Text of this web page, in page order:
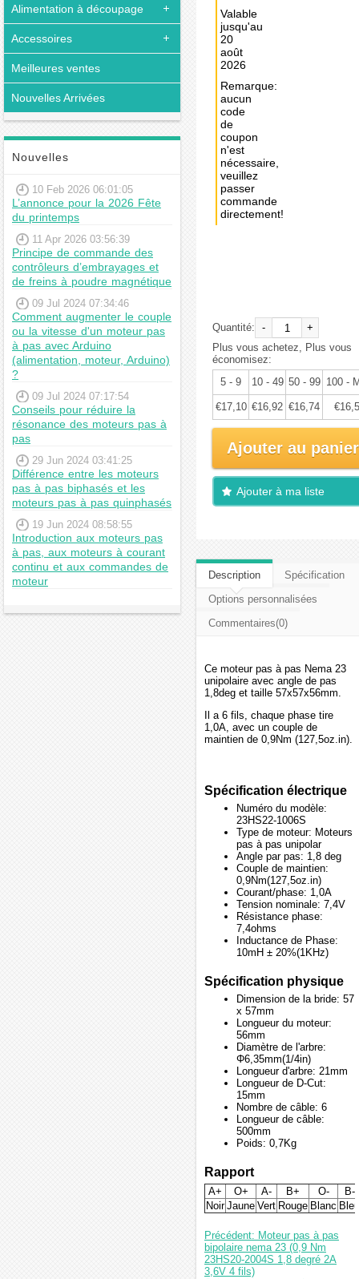
Alimentation à découpage
Accessoires
Meilleures ventes
Nouvelles Arrivées
Nouvelles
10 Feb 2026 06:01:05
L’annonce pour la 2026 Fête
du printemps
11 Apr 2026 03:56:39
Principe de commande des
contrôleurs d’embrayages et
de freins à poudre magnétique
09 Jul 2024 07:34:46
Comment augmenter le couple
ou la vitesse d'un moteur pas
à pas avec Arduino
(alimentation, moteur, Arduino)
?
09 Jul 2024 07:17:54
Conseils pour réduire la
résonance des moteurs pas à
pas
29 Jun 2024 03:41:25
Différence entre les moteurs
pas à pas biphasés et les
moteurs pas à pas quinphasés
19 Jun 2024 08:58:55
Introduction aux moteurs pas
à pas, aux moteurs à courant
continu et aux commandes de
moteur
Valable
jusqu'au
20
août
2026
Remarque:
aucun
code
de
coupon
n'est
nécessaire,
veuillez
passer
commande
directement!
Quantité: -
+
Plus vous achetez, Plus vous
économisez:
5 - 9
10 - 49 50 - 99 100 -
€17,10 €16,92 €16,74
Ajouter au panier
Ajouter à ma liste
Description
Spécification
Options personnalisées
Commentaires(0)
Ce moteur pas à pas Nema 23
unipolaire avec angle de pas
1,8deg et taille 57x57x56mm.
Il a 6 fils, chaque phase tire
1,0A, avec un couple de
maintien de 0,9Nm (127,5oz.in).
Spécification électrique
Numéro du modèle:
23HS22-1006S
Type de moteur: Moteurs
pas à pas unipolar
Angle par pas: 1,8 deg
Couple de maintien:
0,9Nm(127,5oz.in)
Courant/phase: 1,0A
Tension nominale: 7,4V
Résistance phase:
7,4ohms
Inductance de Phase:
10mH ± 20%(1KHz)
Spécification physique
Dimension de la bride: 57
x 57mm
Longueur du moteur:
56mm
Diamètre de l'arbre:
Φ6,35mm(1/4in)
Longueur d'arbre: 21mm
Longueur de D-Cut:
15mm
Nombre de câble: 6
Longueur de câble:
500mm
Poids: 0,7Kg
Rapport
A+ O+ A- B+ O-
B-
Noir Jaune Vert Rouge Blanc Bleu
Précédent: Moteur pas à pas
bipolaire nema 23 (0,9 Nm
23HS20-2004S 1,8 degré 2A
3,6V 4 fils)